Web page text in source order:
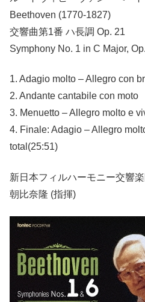
Beethoven (1770-1827)
交響曲第1番 ハ長調 Op. 21
Symphony No. 1 in C Major,
1. Adagio molto – Allegro con
2. Andante cantabile con moto
3. Menuetto – Allegro molto e
4. Finale: Adagio – Allegro
total(25:51)
新日本フィルハーモニー交響楽
朝比奈隆 (指揮)